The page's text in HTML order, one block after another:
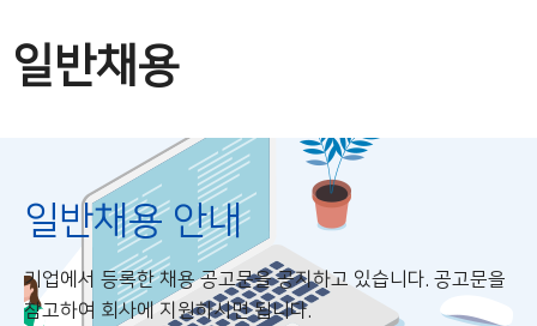
일반채용
일반채용 안내
기업에서 등록한 채용 공고문을 공지하고 있습니다. 공고문을
참고하여 회사에 지원하시면 됩니다.